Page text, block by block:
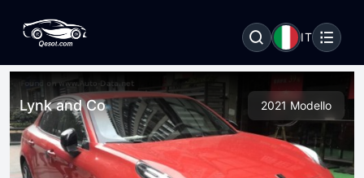
IT
Lynk and Co 2021 Modello